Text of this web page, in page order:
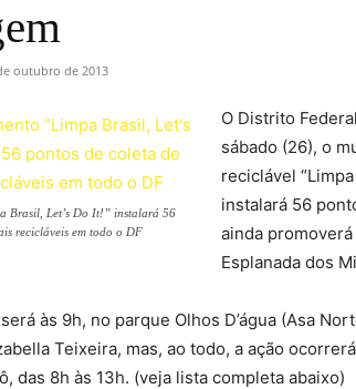
outubro de 2013
Brasil, Let’s Do It!” instalará 56
recicláveis em todo o DF
O Distrito
sábado (26), o
reciclável
instalará 56
ainda
Esplanada dos
às 9h, no parque Olhos D’água (Asa
Teixeira, mas, ao todo, a ação
das 8h às 13h. (veja lista completa abaixo)